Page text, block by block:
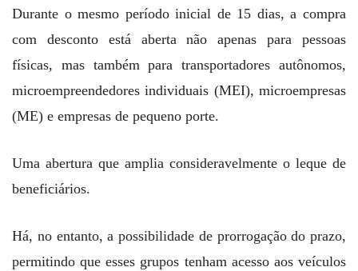
Durante o mesmo período inicial de 15 dias, a compra
com desconto está aberta não apenas para pessoas
físicas, mas também para transportadores autônomos,
microempreendedores individuais (MEI), microempresas
(ME) e empresas de pequeno porte.
Uma abertura que amplia consideravelmente o leque de
beneficiários.
Há, no entanto, a possibilidade de prorrogação do prazo,
permitindo que esses grupos tenham acesso aos veículos